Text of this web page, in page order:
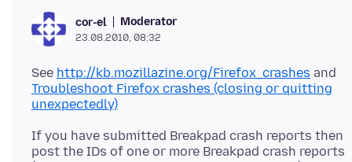
cor-el Moderator
23.08.2010, 08:32
See http://kb.mozillazine.org/Firefox_crashes and
Troubleshoot Firefox crashes (closing or quitting
unexpectedly)
If you have submitted Breakpad crash reports then
post the IDs of one or more Breakpad crash reports